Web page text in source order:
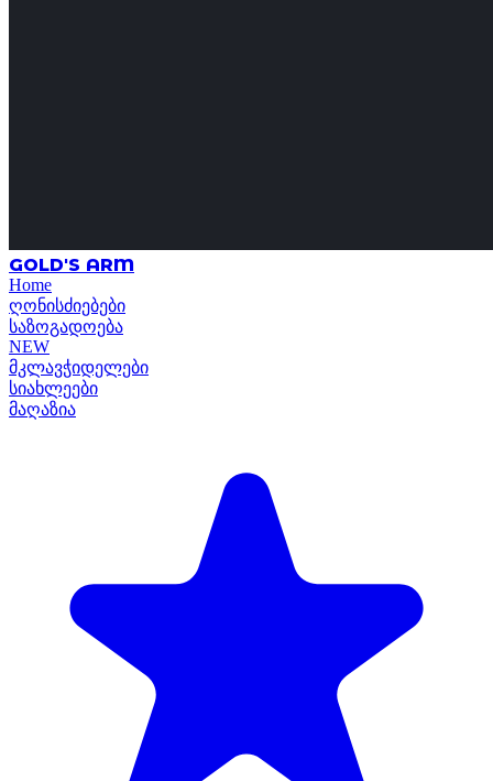
GOLD'S ARM
Home
ღონისძიებები
საზოგადოება
NEW
მკლავჭიდელები
სიახლეები
მაღაზია